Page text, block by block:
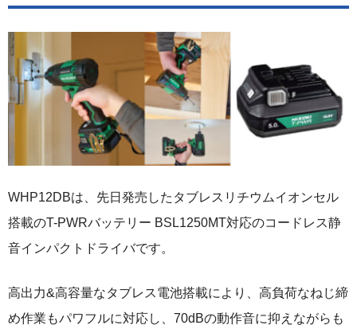
WHP12DBは、先日発売したタブレスリチウムイオンセル
搭載のT-PWRバッテリー BSL1250MT対応のコードレス静
音インパクトドライバです。
高出力&高容量なタブレス電池搭載により、高負荷なねじ締
め作業もパワフルに対応し、70dBの動作音に抑えながらも